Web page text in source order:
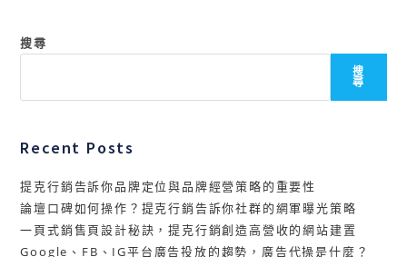
搜尋
搜
尋
Recent Posts
提克行銷告訴你品牌定位與品牌經營策略的重要性
論壇口碑如何操作？提克行銷告訴你社群的網軍曝光策略
一頁式銷售頁設計秘訣，提克行銷創造高營收的網站建置
Google、FB、IG平台廣告投放的趨勢，廣告代操是什麼？